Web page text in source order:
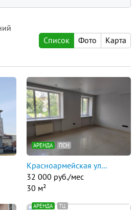
Список
Фото Карта
АРЕНДА ПСН
Красноармейская ул...
32 000 руб./мес
30 м²
АРЕНДА ТЦ